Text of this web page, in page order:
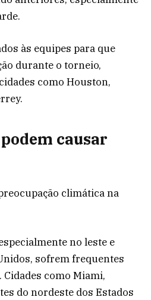
às equipes para que
durante o torneio,
como Houston,
causar
climática na
no leste e
sofrem frequentes
Cidades como Miami,
do nordeste dos Estados